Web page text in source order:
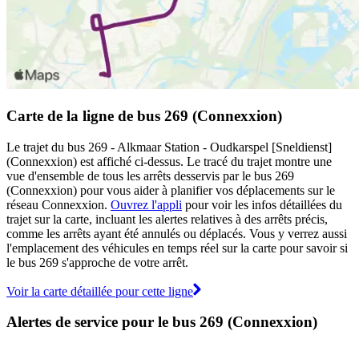
Carte de la ligne de bus 269 (Connexxion)
Le trajet du bus 269 - Alkmaar Station - Oudkarspel [Sneldienst]
(Connexxion) est affiché ci-dessus. Le tracé du trajet montre une
vue d'ensemble de tous les arrêts desservis par le bus 269
(Connexxion) pour vous aider à planifier vos déplacements sur le
réseau Connexxion. Ouvrez l'appli pour voir les infos détaillées du
trajet sur la carte, incluant les alertes relatives à des arrêts précis,
comme les arrêts ayant été annulés ou déplacés. Vous y verrez aussi
l'emplacement des véhicules en temps réel sur la carte pour savoir si
le bus 269 s'approche de votre arrêt.
Voir la carte détaillée pour cette ligne
Alertes de service pour le bus 269 (Connexxion)